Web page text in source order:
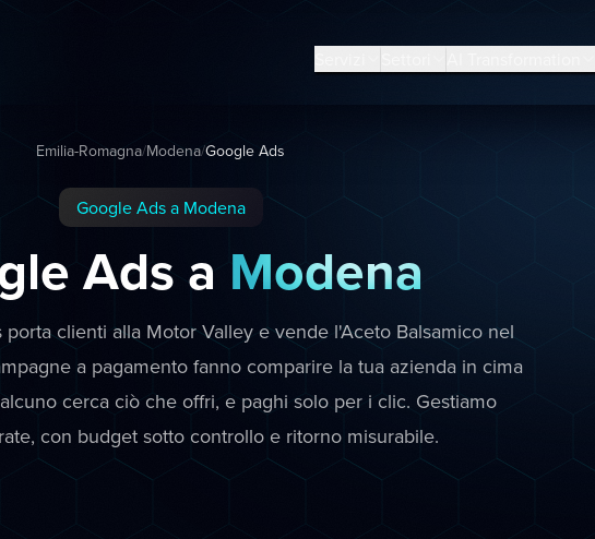
Emilia-Romagna/Modena/Google Ads
Google Ads a Modena
Ads a Modena
clienti alla Motor Valley e vende l'Aceto Balsamico nel
a pagamento fanno comparire la tua azienda in cima
cerca ciò che offri, e paghi solo per i clic. Gestiamo
con budget sotto controllo e ritorno misurabile.